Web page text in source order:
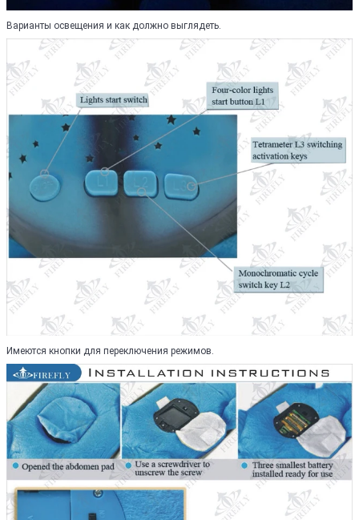
Варианты освещения и как должно выглядеть.
Имеются кнопки для переключения режимов.